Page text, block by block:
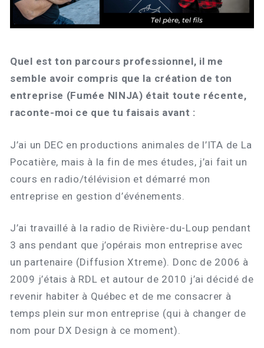
Quel est ton parcours professionnel, il me
semble avoir compris que la création de ton
entreprise (Fumée NINJA) était toute récente,
raconte-moi ce que tu faisais avant :
J’ai un DEC en productions animales de l’ITA de La
Pocatière, mais à la fin de mes études, j’ai fait un
cours en radio/télévision et démarré mon
entreprise en gestion d’événements.
J’ai travaillé à la radio de Rivière-du-Loup pendant
3 ans pendant que j’opérais mon entreprise avec
un partenaire (Diffusion Xtreme). Donc de 2006 à
2009 j’étais à RDL et autour de 2010 j’ai décidé de
revenir habiter à Québec et de me consacrer à
temps plein sur mon entreprise (qui à changer de
nom pour DX Design à ce moment).